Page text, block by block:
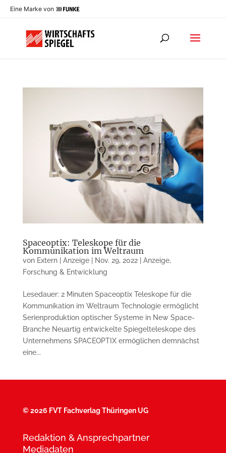
Eine Marke von
Spaceoptix: Teleskope für die
Kommunikation im Weltraum
von Extern | Anzeige| Nov. 29, 2022| Anzeige,
Forschung & Entwicklung
Lesedauer: 2 Minuten Spaceoptix Teleskope für die
Komm­unikation im Weltraum Technologie ermöglicht
Serien­pro­duktion optischer Systeme in New Space-
Branche Neuartig entwickelte Spiegelteleskope des
Unternehmens SPACEOPTIX ermöglichen dem­nächst
eine...
©2026 FVT Fachverlag Thüringen UG
Redaktion & Ansprechpartner
Mediadaten